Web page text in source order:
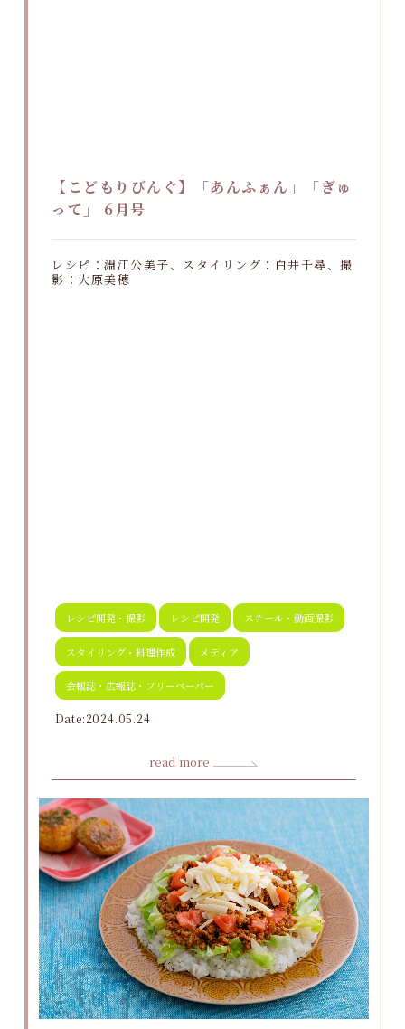
【こどもりびんぐ】「あんふぁん」「ぎゅ
って」 6月号
レシピ：淵江公美子、スタイリング：白井千尋、撮
影：大原美穂
レシピ開発・撮影 レシピ開発 スチール・動画撮影
スタイリング・料理作成 メディア
会報誌・広報誌・フリーペーパー
Date:2024.05.24
read more